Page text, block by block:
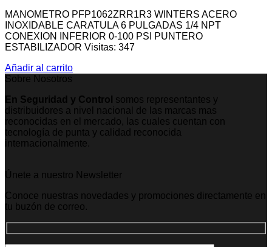
MANOMETRO PFP1062ZRR1R3 WINTERS ACERO
INOXIDABLE CARATULA 6 PULGADAS 1/4 NPT
CONEXION INFERIOR 0-100 PSI PUNTERO
ESTABILIZADOR Visitas: 347
Añadir al carrito
Sobre Nosotros
En Seguridad y Control somos representantes y
distribuidores a nivel nacional de las marcas mas
reconocidas en el mercado, las cuales cuentan con
tecnología de punta y calidad reconocida
internacionalmente.
Únete a nuestro Newsletter
Conoce nuestras novedades y promociones directamente en
tu buzón de correo.